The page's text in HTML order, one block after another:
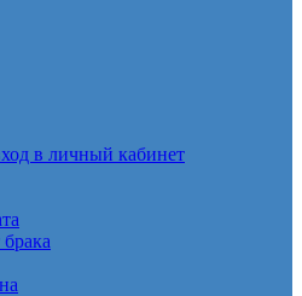
в личный кабинет